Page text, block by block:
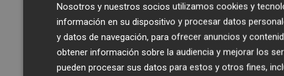
Nosotros y nuestros socios utilizamos cookies y
información en su dispositivo y procesar datos
y datos de navegación, para ofrecer anuncios y
obtener información sobre la audiencia y mejorar los
pueden procesar sus datos para estos y otros fines,